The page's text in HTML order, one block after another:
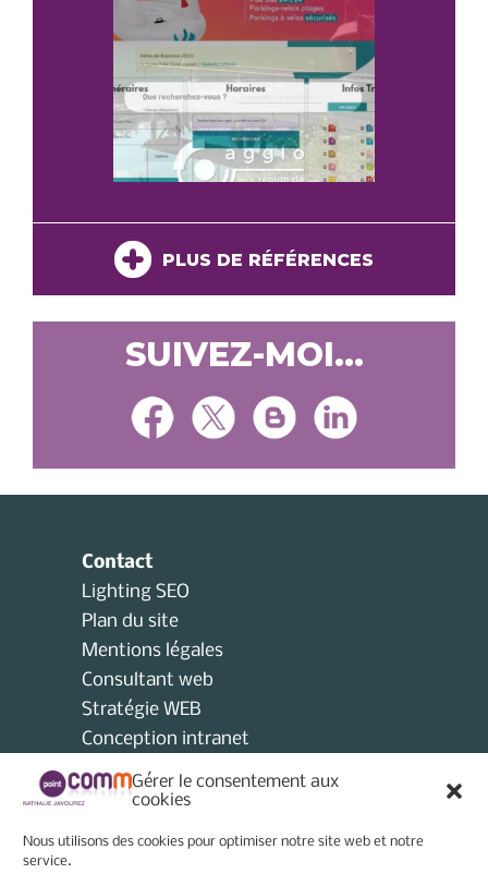
Gérer le consentement aux
cookies
Nous utilisons des cookies pour optimiser notre site web et notre
service.
PLUS DE RÉFÉRENCES
SUIVEZ-MOI...
Contact
Lighting SEO
Plan du site
Mentions légales
Consultant web
Stratégie WEB
Conception intranet
Consultant collectivités locales
AMO